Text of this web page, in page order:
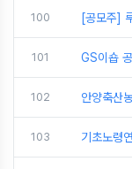
100 [공모주]
101 GS이숍
102 안양축산
103 기초노령